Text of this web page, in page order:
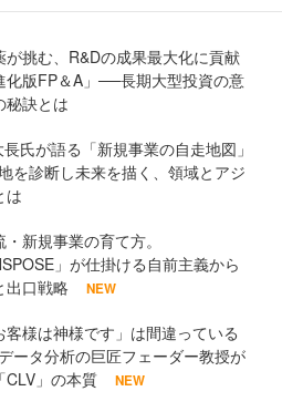
が挑む、R&Dの成果最大化に貢献
化版FP＆A」──長期大型投資の意
秘訣とは
氏が語る「新規事業の自走地図」
を診断し未来を描く、領域とアジ
は
新規事業の育て方。
」が仕掛ける自前主義から
出口戦略
NEW
客様は神様です」は間違っている
ータ分析の巨匠フェーダー教授が
CLV」の本質
NEW